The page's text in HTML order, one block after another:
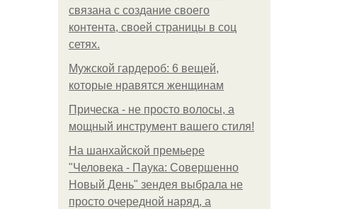
связана с создание своего
контента, своей страницы в соц
сетях.
Мужской гардероб: 6 вещей,
которые нравятся женщинам
Прическа - не просто волосы, а
мощный инструмент вашего стиля!
На шанхайской премьере
"Человека - Паука: Совершенно
Новый День" зендея выбрала не
просто очередной наряд, а